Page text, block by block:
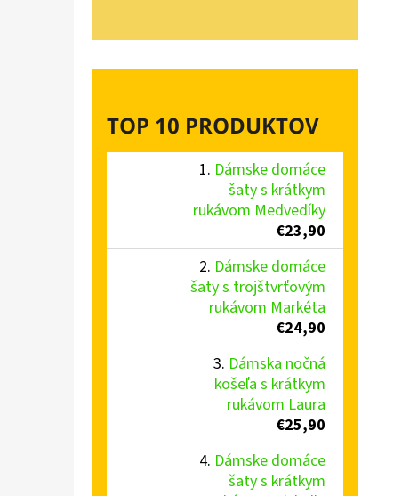
TOP 10 PRODUKTOV
Dámske domáce
šaty s krátkym
rukávom Medvedíky
€23,90
Dámske domáce
šaty s trojštvrťovým
rukávom Markéta
€24,90
Dámska nočná
košeľa s krátkym
rukávom Laura
€25,90
Dámske domáce
šaty s krátkym